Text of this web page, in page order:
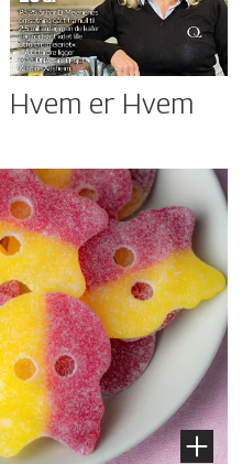
Hvem er Hvem